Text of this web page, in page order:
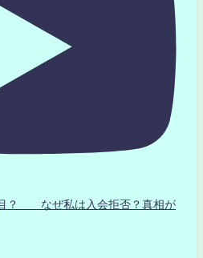
？ なぜ私は入会拒否？真相が